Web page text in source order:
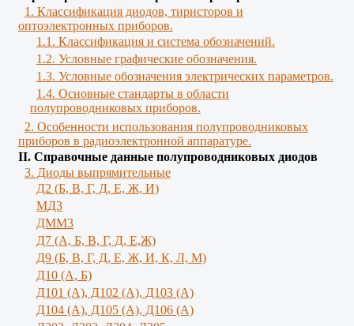
1. Классификация диодов, тиристоров и
оптоэлектронных приборов.
1.1. Классификация и система обозначений.
1.2. Условные графические обозначения.
1.3. Условные обозначения электрических параметров.
1.4. Основные стандарты в области
полупроводниковых приборов.
2. Особенности использования полупроводниковых
приборов в радиоэлектронной аппаратуре.
II. Справочные данные полупроводниковых диодов
3. Диоды выпрямительные
Д2 (Б, В, Г, Д, Е, Ж, И)
МД3
ДММ3
Д7 (А, Б, В, Г, Д, Е,Ж)
Д9 (Б, В, Г, Д, Е, Ж, И, К, Л, М)
Д10 (А, Б)
Д101 (А), Д102 (А), Д103 (А)
Д104 (А), Д105 (А), Д106 (А)